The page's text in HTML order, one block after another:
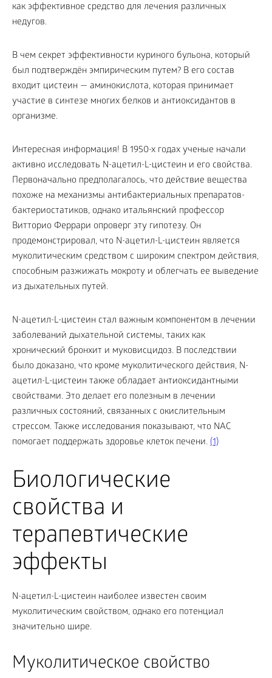
как эффективное средство для лечения различных
недугов.
В чем секрет эффективности куриного бульона, который
был подтверждён эмпирическим путем? В его состав
входит цистеин — аминокислота, которая принимает
участие в синтезе многих белков и антиоксидантов в
организме.
Интересная информация! В 1950-х годах ученые начали
активно исследовать N-ацетил-L-цистеин и его свойства.
Первоначально предполагалось, что действие вещества
похоже на механизмы антибактериальных препаратов-
бактериостатиков, однако итальянский профессор
Витторио Феррари опроверг эту гипотезу. Он
продемонстрировал, что N-ацетил-L-цистеин является
муколитическим средством с широким спектром действия,
способным разжижать мокроту и облегчать ее выведение
из дыхательных путей.
N-ацетил-L-цистеин стал важным компонентом в лечении
заболеваний дыхательной системы, таких как
хронический бронхит и муковисцидоз. В последствии
было доказано, что кроме муколитического действия, N-
ацетил-L-цистеин также обладает антиоксидантными
свойствами. Это делает его полезным в лечении
различных состояний, связанных с окислительным
стрессом. Также исследования показывают, что NAC
помогает поддержать здоровье клеток печени. (1)
Биологические
свойства и
терапевтические
эффекты
N-ацетил-L-цистеин наиболее известен своим
муколитическим свойством, однако его потенциал
значительно шире.
Муколитическое свойство